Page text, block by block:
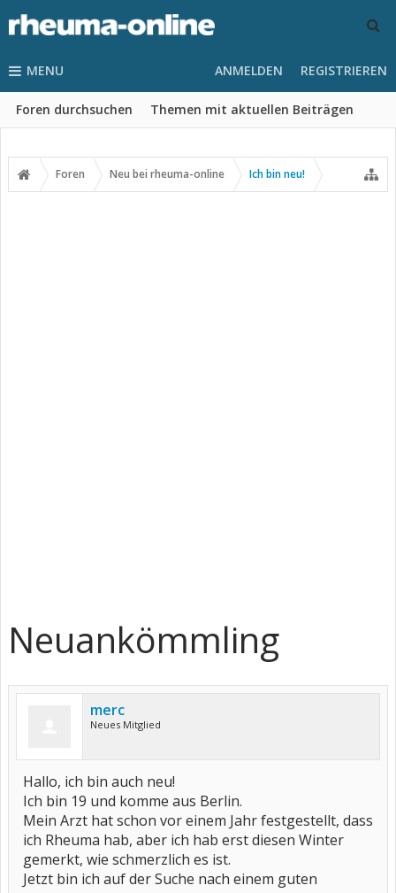
MENU
Foren durchsuchen Themen mit aktuellen Beiträgen
ANMELDEN REGISTRIEREN
Foren Neu bei rheuma-online Ich bin neu!
Neuankömmling
merc
Neues Mitglied
Hallo, ich bin auch neu!
Ich bin 19 und komme aus Berlin.
Mein Arzt hat schon vor einem Jahr festgestellt, dass
ich Rheuma hab, aber ich hab erst diesen Winter
gemerkt, wie schmerzlich es ist.
Jetzt bin ich auf der Suche nach einem guten